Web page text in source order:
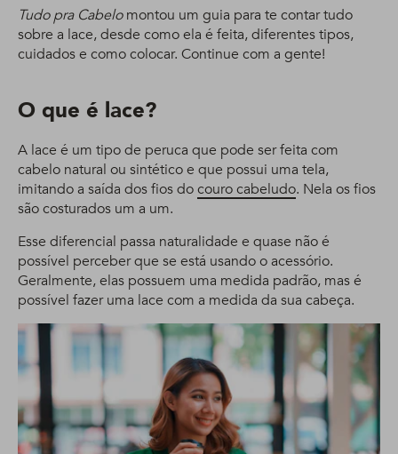
Tudo pra Cabelomontou um guia para te contar tudo
sobre a lace, desde como ela é feita, diferentes tipos,
cuidados e como colocar. Continue com a gente!
O que é lace?
A lace é um tipo de peruca que pode ser feita com
cabelo natural ou sintético e que possui uma tela,
imitando a saída dos fios docouro cabeludo. Nela os fios
são costurados um a um.
Esse diferencial passa naturalidade e quase não é
possível perceber que se está usando o acessório.
Geralmente, elas possuem uma medida padrão, mas é
possível fazer uma lace com a medida da sua cabeça.